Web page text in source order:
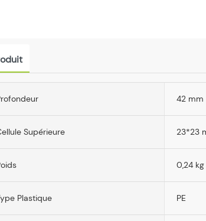
42 mm
Supérieure 23*23
0,24 kg
Plastique PE